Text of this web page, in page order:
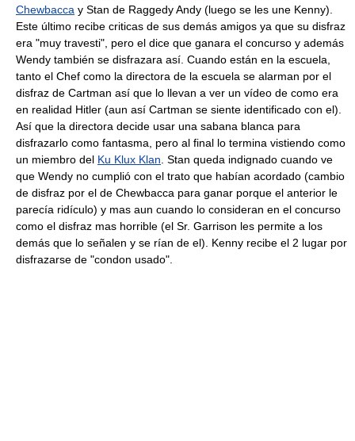
Chewbacca y Stan de Raggedy Andy (luego se les une Kenny).
Este último recibe criticas de sus demás amigos ya que su disfraz
era "muy travesti", pero el dice que ganara el concurso y además
Wendy también se disfrazara así. Cuando están en la escuela,
tanto el Chef como la directora de la escuela se alarman por el
disfraz de Cartman así que lo llevan a ver un vídeo de como era
en realidad Hitler (aun así Cartman se siente identificado con el).
Así que la directora decide usar una sabana blanca para
disfrazarlo como fantasma, pero al final lo termina vistiendo como
un miembro del Ku Klux Klan . Stan queda indignado cuando ve
que Wendy no cumplió con el trato que habían acordado (cambio
de disfraz por el de Chewbacca para ganar porque el anterior le
parecía ridículo) y mas aun cuando lo consideran en el concurso
como el disfraz mas horrible (el Sr. Garrison les permite a los
demás que lo señalen y se rían de el). Kenny recibe el 2 lugar por
disfrazarse de "condon usado".